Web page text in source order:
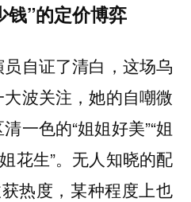
钱”的定价博弈
自证了清白，这场乌
波关注，她的自嘲微
一色的“姐姐好美”“姐
花生”。无人知晓的配
热度，某种程度上也